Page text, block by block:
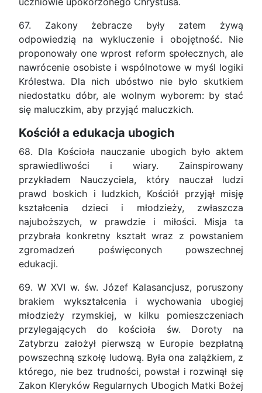
67. Zakony żebracze były zatem żywą
odpowiedzią na wykluczenie i obojętność. Nie
proponowały one wprost reform społecznych, ale
nawrócenie osobiste i wspólnotowe w myśl logiki
Królestwa. Dla nich ubóstwo nie było skutkiem
niedostatku dóbr, ale wolnym wyborem: by stać
się maluczkim, aby przyjąć maluczkich.
Kościół a edukacja ubogich
68. Dla Kościoła nauczanie ubogich było aktem
sprawiedliwości i wiary. Zainspirowany
przykładem Nauczyciela, który nauczał ludzi
prawd boskich i ludzkich, Kościół przyjął misję
kształcenia dzieci i młodzieży, zwłaszcza
najuboższych, w prawdzie i miłości. Misja ta
przybrała konkretny kształt wraz z powstaniem
zgromadzeń poświęconych powszechnej
edukacji.
69. W XVI w. św. Józef Kalasancjusz, poruszony
brakiem wykształcenia i wychowania ubogiej
młodzieży rzymskiej, w kilku pomieszczeniach
przylegających do kościoła św. Doroty na
Zatybrzu założył pierwszą w Europie bezpłatną
powszechną szkołę ludową. Była ona zalążkiem, z
którego, nie bez trudności, powstał i rozwinął się
Zakon Kleryków Regularnych Ubogich Matki Bożej